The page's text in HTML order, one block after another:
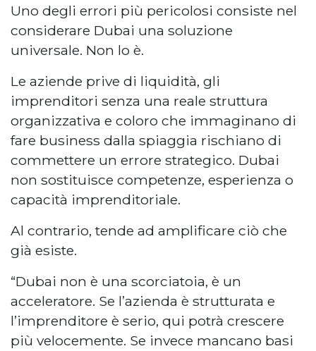
Uno degli errori più pericolosi consiste nel
considerare Dubai una soluzione
universale. Non lo è.
Le aziende prive di liquidità, gli
imprenditori senza una reale struttura
organizzativa e coloro che immaginano di
fare business dalla spiaggia rischiano di
commettere un errore strategico. Dubai
non sostituisce competenze, esperienza o
capacità imprenditoriale.
Al contrario, tende ad amplificare ciò che
già esiste.
“Dubai non è una scorciatoia, è un
acceleratore. Se l’azienda è strutturata e
l’imprenditore è serio, qui potrà crescere
più velocemente. Se invece mancano basi